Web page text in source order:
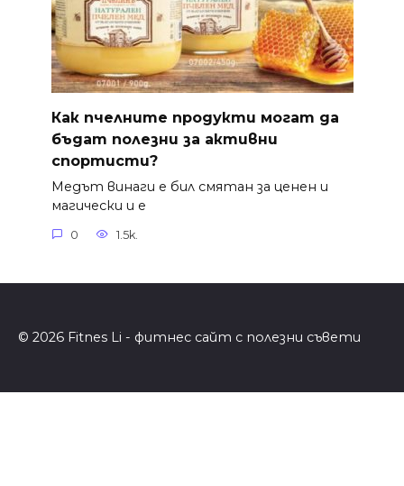
Как пчелните продукти могат да
бъдат полезни за активни
спортисти?
Медът винаги е бил смятан за ценен и
магически и е
0 1.5k.
© 2026 Fitnes Li - фитнес сайт с полезни съвети